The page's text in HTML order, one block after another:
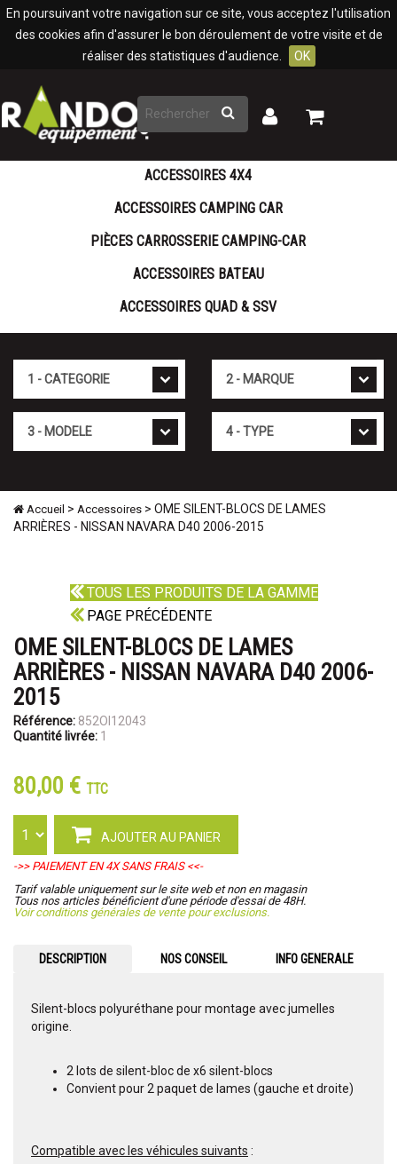
En poursuivant votre navigation sur ce site, vous acceptez l'utilisation
des cookies afin d'assurer le bon déroulement de votre visite et de
réaliser des statistiques d'audience.
OK
Rechercher
Mon
Mon
ACCESSOIRES 4X4
ACCESSOIRES CAMPING CAR
PIÈCES CARROSSERIE CAMPING-CAR
ACCESSOIRES BATEAU
ACCESSOIRES QUAD & SSV
Accueil > Accessoires > OME SILENT-BLOCS DE LAMES
ARRIÈRES - NISSAN NAVARA D40 2006-2015
TOUS LES PRODUITS DE LA GAMME
PAGE PRÉCÉDENTE
OME SILENT-BLOCS DE LAMES
ARRIÈRES - NISSAN NAVARA D40 2006-
2015
Référence: 852OI12043
Quantité livrée: 1
80,00 € TTC
AJOUTER AU PANIER
->> PAIEMENT EN 4X SANS FRAIS <<-
Tarif valable uniquement sur le site web et non en magasin
Tous nos articles bénéficient d'une période d'essai de 48H.
Voir conditions générales de vente pour exclusions.
DESCRIPTION NOS CONSEIL INFO GENERALE
Silent-blocs polyuréthane pour montage avec jumelles
origine.
2 lots de silent-bloc de x6 silent-blocs
Convient pour 2 paquet de lames (gauche et droite)
Compatible avec les véhicules suivants :
Panneau de gestion des cookies